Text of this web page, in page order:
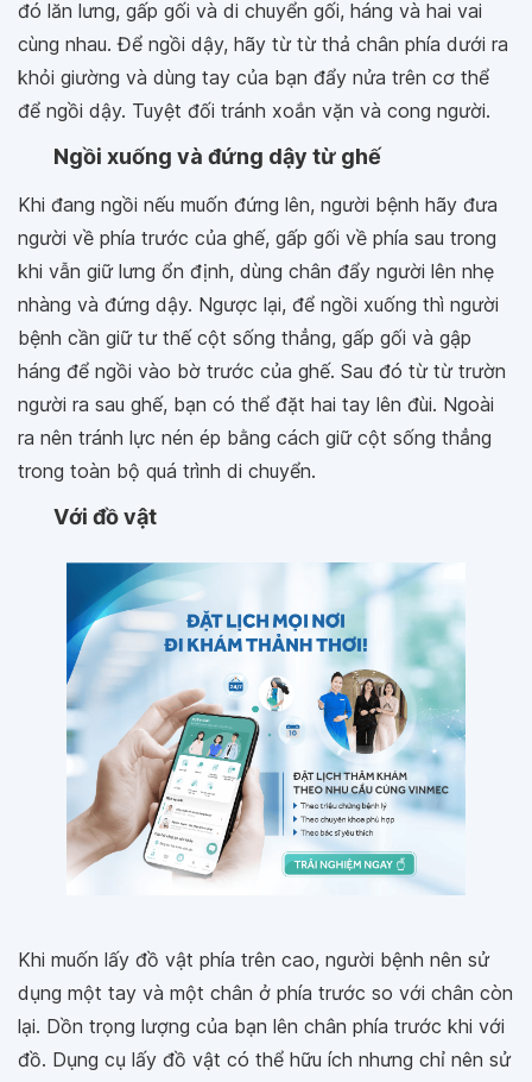
đó lăn lưng, gấp gối và di chuyển gối, háng và hai vai
cùng nhau. Để ngồi dậy, hãy từ từ thả chân phía dưới ra
khỏi giường và dùng tay của bạn đẩy nửa trên cơ thể
để ngồi dậy. Tuyệt đối tránh xoắn vặn và cong người.
Ngồi xuống và đứng dậy từ ghế
Khi đang ngồi nếu muốn đứng lên, người bệnh hãy đưa
người về phía trước của ghế, gấp gối về phía sau trong
khi vẫn giữ lưng ổn định, dùng chân đẩy người lên nhẹ
nhàng và đứng dậy. Ngược lại, để ngồi xuống thì người
bệnh cần giữ tư thế cột sống thẳng, gấp gối và gập
háng để ngồi vào bờ trước của ghế. Sau đó từ từ trườn
người ra sau ghế, bạn có thể đặt hai tay lên đùi. Ngoài
ra nên tránh lực nén ép bằng cách giữ cột sống thẳng
trong toàn bộ quá trình di chuyển.
Với đồ vật
Khi muốn lấy đồ vật phía trên cao, người bệnh nên sử
dụng một tay và một chân ở phía trước so với chân còn
lại. Dồn trọng lượng của bạn lên chân phía trước khi với
đồ. Dụng cụ lấy đồ vật có thể hữu ích nhưng chỉ nên sử